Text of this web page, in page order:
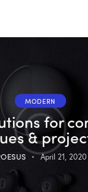
MODERN
for
&
April 21, 2020